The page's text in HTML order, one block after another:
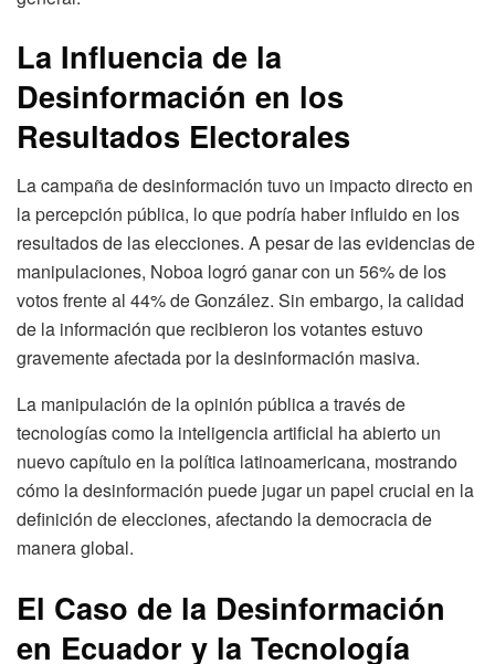
La Influencia de la
Desinformación en los
Resultados Electorales
La campaña de desinformación tuvo un impacto directo en
la percepción pública, lo que podría haber influido en los
resultados de las elecciones. A pesar de las evidencias de
manipulaciones, Noboa logró ganar con un 56% de los
votos frente al 44% de González. Sin embargo, la calidad
de la información que recibieron los votantes estuvo
gravemente afectada por la desinformación masiva.
La manipulación de la opinión pública a través de
tecnologías como la inteligencia artificial ha abierto un
nuevo capítulo en la política latinoamericana, mostrando
cómo la desinformación puede jugar un papel crucial en la
definición de elecciones, afectando la democracia de
manera global.
El Caso de la Desinformación
en Ecuador y la Tecnología